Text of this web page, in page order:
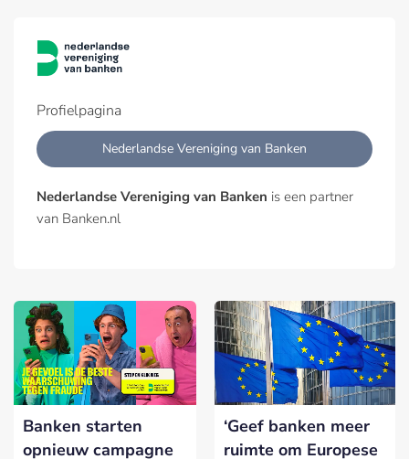
Profielpagina
Nederlandse Vereniging van Banken
Nederlandse Vereniging van Banken is een partner
van Banken.nl
Banken starten
opnieuw campagne
‘Geef banken meer
ruimte om Europese